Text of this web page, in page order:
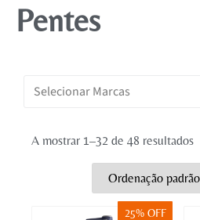
Unhas
Pentes
Selecionar Marcas
A mostrar 1–32 de 48 resultados
25% OFF